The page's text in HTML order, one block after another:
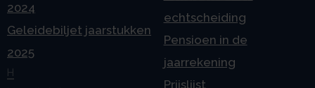
2024
Geleidebiljet jaarstukken
2025
H
echtscheiding
Pensioen in de
jaarrekening
Prijslijst